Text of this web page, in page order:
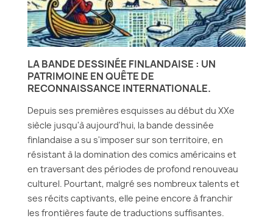
LA BANDE DESSINÉE FINLANDAISE : UN
PATRIMOINE EN QUÊTE DE
RECONNAISSANCE INTERNATIONALE.
Depuis ses premières esquisses au début du XXe
siècle jusqu'à aujourd'hui, la bande dessinée
finlandaise a su s'imposer sur son territoire, en
résistant à la domination des comics américains et
en traversant des périodes de profond renouveau
culturel. Pourtant, malgré ses nombreux talents et
ses récits captivants, elle peine encore à franchir
les frontières faute de traductions suffisantes.